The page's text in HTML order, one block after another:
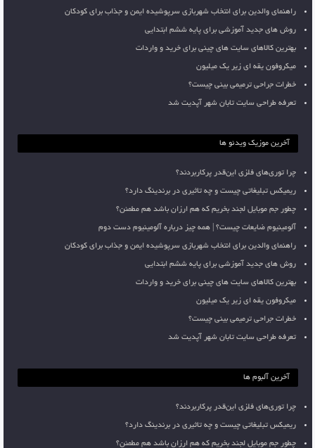
راهنمای والدین برای انتخاب شهربازی سرپوشیده ایمن و جذاب برای کودکان
روش های جدید آموزشی برای پایه ششم ابتدایی
بهترین کالاهای سایت های چینی برای خرید و واردات
میکروفون یقه ای زیر یک میلیون
خطرات جراحی ترمیمی بینی چیست؟
تعرفه طراحی سایت تابان شهر آپدیت شد
آخرین موزیک ویدئو ها
چرا توری‌های فلزی این‌قدر پرکاربردند؟
ریمیکس تبلیغاتی چیست و چه تاثیری در برندینگ دارد؟
چطور جم موبایل لجند بخریم که هم ارزان باشد هم مطمئن؟
آلومینیوم ضایعات چیست؟ | همه چیز درباره آلومینیوم دست دوم
راهنمای والدین برای انتخاب شهربازی سرپوشیده ایمن و جذاب برای کودکان
روش های جدید آموزشی برای پایه ششم ابتدایی
بهترین کالاهای سایت های چینی برای خرید و واردات
میکروفون یقه ای زیر یک میلیون
خطرات جراحی ترمیمی بینی چیست؟
تعرفه طراحی سایت تابان شهر آپدیت شد
آخرین آلبوم ها
چرا توری‌های فلزی این‌قدر پرکاربردند؟
ریمیکس تبلیغاتی چیست و چه تاثیری در برندینگ دارد؟
چطور جم موبایل لجند بخریم که هم ارزان باشد هم مطمئن؟